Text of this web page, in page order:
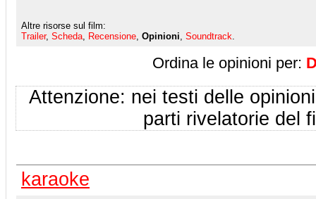
Altre risorse sul film:
Trailer, Scheda Recensione Opinioni Soundtrack
Ordina le opinioni per:
Attenzione: nei testi delle
parti rivelatorie del
karaoke